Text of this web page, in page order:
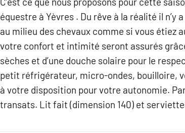
équestre à Yèvres . Du rêve à la réalité il n’y
au milieu des chevaux comme si vous étiez
votre confort et intimité seront assurés
sèches et d’une douche solaire pour le
petit réfrigérateur, micro-ondes, bouilloire,
à votre disposition pour votre autonomie.
transats. Lit fait (dimension 140) et